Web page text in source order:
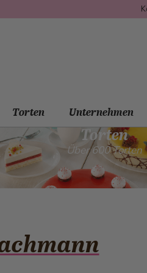
Torten Unternehmen
Torten
Über 600 Torten